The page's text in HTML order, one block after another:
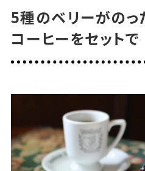
5種のベリーがのっ
コーヒーをセットで